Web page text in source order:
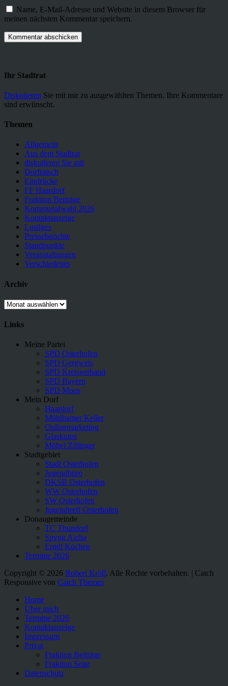
Name, E-Mail-Adresse und Website in diesem Browser für
meinen nächsten Kommentar speichern.
Ihr Stadtrat
Diskutieren Sie mit mir zu ausgewählten Themen. Ihre Kommentare
sind erwünscht.
Themen
Allgemein
Aus dem Stadtrat
diskutieren Sie mit
Dorfratsch
Eindrücke
FF Haardorf
Fraktion Beiträge
Kommunalwahl 2026
Kontaktanzeige
Lustiges
Presseberichte
Standpunkte
Veranstaltungen
Verschiedenes
Archiv
Archiv
Links
Meine Partei
SPD Osterhofen
SPD Gergweis
SPD Kreisverband
SPD Bayern
SPD Moos
Mein Dorf
Haardorf
Mühlhamer Keller
Onlinemarketing
Glaskunst
Möbel Zillinger
Stadtgebiet
Stadt Osterhofen
Jugendbüro
DKSB Osterhofen
WW Osterhofen
SW Osterhofen
Jugendtreff Osterhofen
Donaugemeinde
TC Thundorf
Spvgg Aicha
Erndl Küchen
Termine 2026
Copyright © 2026 Robert Kröll. Alle Rechte vorbehalten. | Catch
Responsive von Catch Themes
oben
scrollen
Home
Über mich
Termine 2026
Kontaktanzeige
Impressum
Privat
Fraktion Beiträge
Fraktion Seite
Datenschutz